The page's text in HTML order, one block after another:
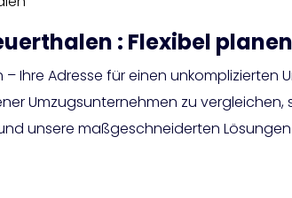
: Flexibel
Ihre Adresse für einen
Umzugsunternehmen zu
unsere maßgeschneiderten